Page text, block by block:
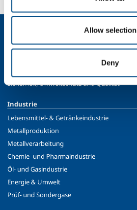
Allow selection
Deny
Firmenprofil
Sicherheit, Umweltschutz und Qualität
Industrie
Lebensmittel- & Getränkeindustrie
Metallproduktion
Metallverarbeitung
Chemie- und Pharmaindustrie
Öl- und Gasindustrie
Energie & Umwelt
Prüf- und Sondergase